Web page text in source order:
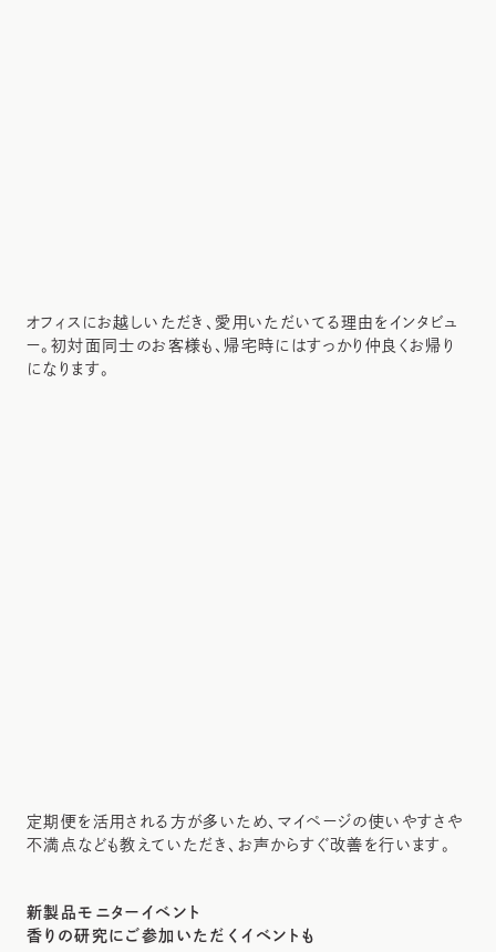
オフィスにお越しいただき、愛用いただいてる理由をインタビュ
ー。初対面同士のお客様も、帰宅時にはすっかり仲良くお帰り
になります。
定期便を活用される方が多いため、マイページの使いやすさや
不満点なども教えていただき、お声からすぐ改善を行います。
新製品モニターイベント
香りの研究にご参加いただくイベントも